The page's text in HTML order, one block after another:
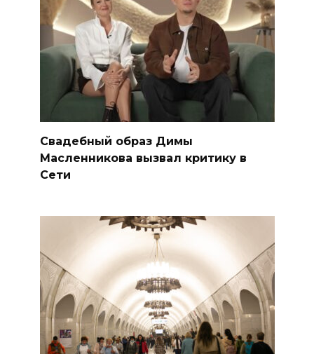
Свадебный образ Димы
Масленникова вызвал критику в
Сети